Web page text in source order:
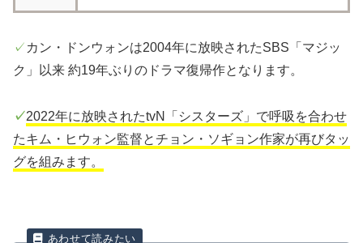
✓ カン・ドンウォンは2004年に放映されたSBS「マジッ
ク」以来 約19年ぶりのドラマ復帰作となります。
✓2022年に放映されたtvN「シスターズ」で呼吸を合わせ
たキム・ヒウォン監督とチョン・ソギョン作家が再びタッ
グを組みます。